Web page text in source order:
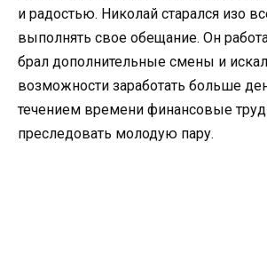
и радостью. Николай старался изо
выполнять свое обещание. Он
брал дополнительные смены и
возможности заработать больше
течением времени финансовые
преследовать молодую пару.